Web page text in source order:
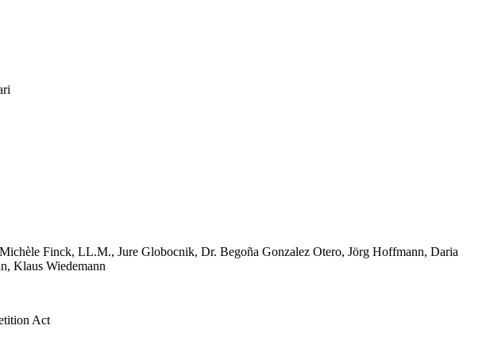
Finck, LL.M., Jure Globocnik, Dr. Begoña Gonzalez Otero, Jörg Hoffmann, Daria
Klaus Wiedemann
Act